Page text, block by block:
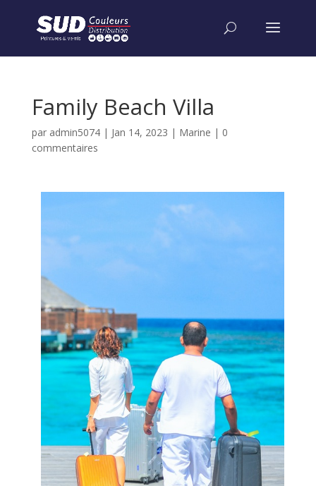
Family Beach Villa
par admin5074| Jan 14, 2023 | Marine | 0
commentaires